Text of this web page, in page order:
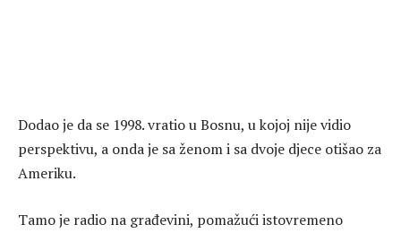
Dodao je da se 1998. vratio u Bosnu, u kojoj nije vidio
perspektivu, a onda je sa ženom i sa dvoje djece otišao za
Ameriku.
Tamo je radio na građevini, pomažući istovremeno